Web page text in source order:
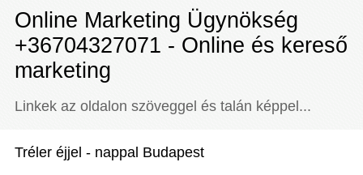
Online Marketing Ügynökség
+36704327071 - Online és kereső
marketing
Linkek az oldalon szöveggel és talán képpel...
Tréler éjjel - nappal Budapest